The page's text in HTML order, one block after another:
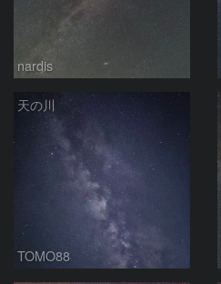
nardis
天の川
TOMO88